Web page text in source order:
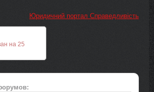
Юридичний портал Справедливість
на 25